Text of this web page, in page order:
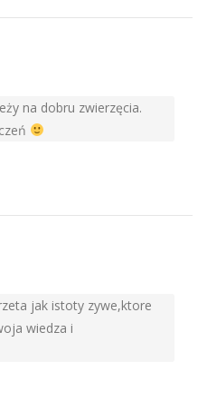
na dobru zwierzęcia.
jak istoty zywe,ktore
wiedza i